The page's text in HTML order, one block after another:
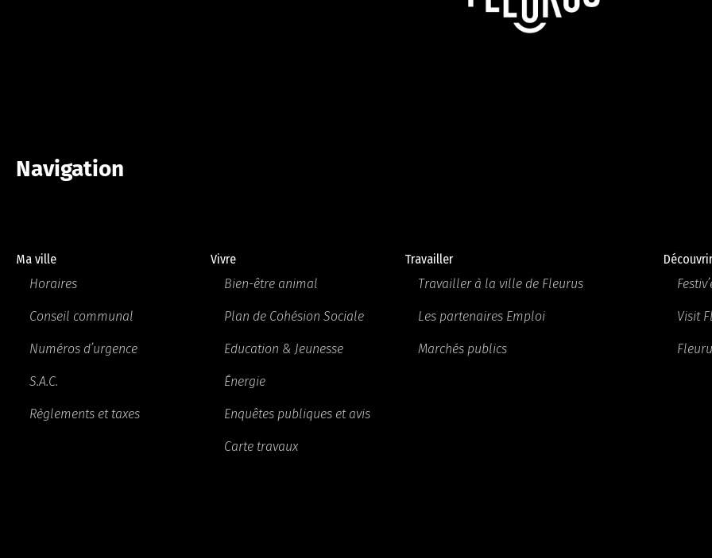
Navigation
Ma ville
Horaires
Conseil communal
Numéros d’urgence
S.A.C.
Règlements et taxes
Vivre
Bien-être animal
Plan de Cohésion Sociale
Education & Jeunesse
Énergie
Enquêtes publiques et avis
Carte travaux
Travailler
Travailler à la ville de Fleurus
Les partenaires Emploi
Marchés publics
Découvrir
Visit